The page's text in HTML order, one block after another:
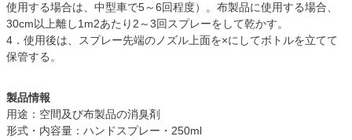
使用する場合は、中型車で5～6回程度）。布製品に使用する場合、
30cm以上離し1m2あたり2～3回スプレーをして乾かす。
4．使用後は、スプレー先端のノズル上面を×にしてボトルを立てて
保管する。
製品情報
用途：空間及び布製品の消臭剤
形式・内容量：ハンドスプレー・250ml